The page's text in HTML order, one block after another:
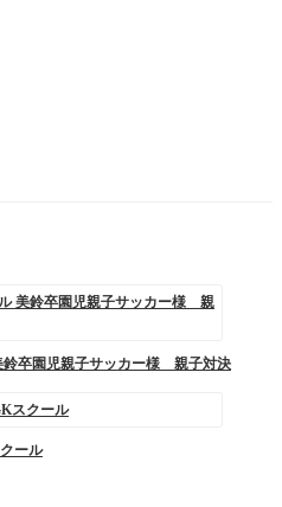
鈴卒園児親子サッカー様 親子対決
ール